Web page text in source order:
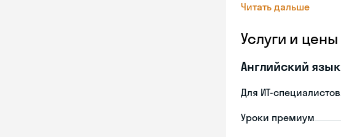
Читать дальше
Услуги и цены
Английский язык
Для ИТ-специалистов
Уроки премиум